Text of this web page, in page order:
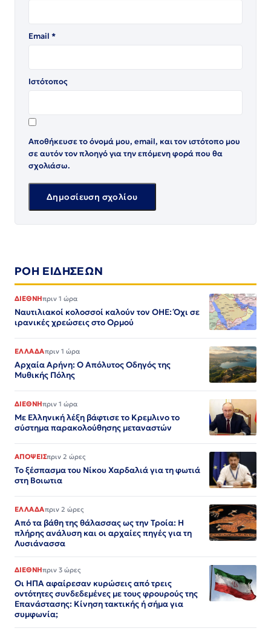
Email *
Ιστότοπος
Αποθήκευσε το όνομά μου, email, και τον ιστότοπο μου
σε αυτόν τον πλοηγό για την επόμενη φορά που θα
σχολιάσω.
ΡΟΗ ΕΙΔΗΣΕΩΝ
ΔΙΕΘΝΗπριν 1 ώρα
Ναυτιλιακοί κολοσσοί καλούν τον ΟΗΕ: Όχι σε
ιρανικές χρεώσεις στο Ορμού
ΕΛΛΑΔΑπριν 1 ώρα
Αρχαία Αρήνη: Ο Απόλυτος Οδηγός της
Μυθικής Πόλης
ΔΙΕΘΝΗπριν 1 ώρα
Με Ελληνική λέξη βάφτισε το Κρεμλινο το
σύστημα παρακολούθησης μεταναστών
ΑΠΟΨΕΙΣπριν 2 ώρες
Το ξέσπασμα του Νίκου Χαρδαλιά για τη φωτιά
στη Βοιωτια
ΕΛΛΑΔΑπριν 2 ώρες
Από τα βάθη της θάλασσας ως την Τροία: Η
πλήρης ανάλυση και οι αρχαίες πηγές για τη
Λυσιάνασσα
ΔΙΕΘΝΗπριν 3 ώρες
Οι ΗΠΑ αφαίρεσαν κυρώσεις από τρεις
οντότητες συνδεδεμένες με τους φρουρούς της
Επανάστασης: Κίνηση τακτικής ή σήμα για
συμφωνία;